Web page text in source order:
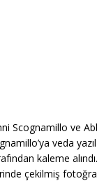
Scognamillo ve
veda
kaleme
çekilmiş